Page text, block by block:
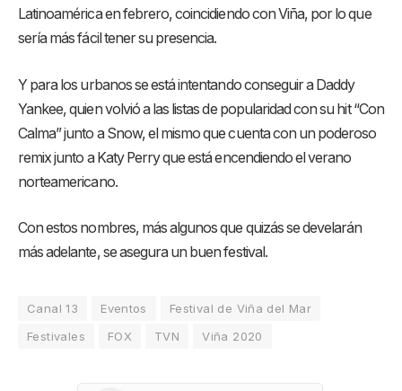
Latinoamérica en febrero, coincidiendo con Viña, por lo que
sería más fácil tener su presencia.
Y para los urbanos se está intentando conseguir a Daddy
Yankee, quien volvió a las listas de popularidad con su hit “Con
Calma” junto a Snow, el mismo que cuenta con un poderoso
remix junto a Katy Perry que está encendiendo el verano
norteamericano.
Con estos nombres, más algunos que quizás se develarán
más adelante, se asegura un buen festival.
Canal 13 Eventos
Festival de Viña del Mar
Festivales
FOX TVN Viña 2020